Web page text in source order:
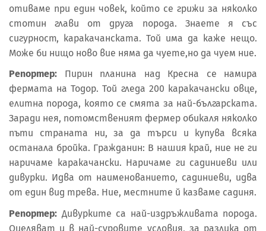
отиваме при един човек, който се грижи за няколко
стотин глави от друга порода. Знаете я със
сигурност, каракачанската. Той има да каже нещо.
Може би нищо ново вие няма да чуете,но да чуем ние.
Репортер: Пирин планина над Кресна се намира
фермата на Тодор. Той гледа 200 каракачански овце,
елитна порода, която се смята за най-българската.
Заради нея, потомственият фермер обикаля няколко
пъти страната ни, за да търси и купува всяка
останала бройка. Гражданин: В нашия край, ние не ги
наричаме каракачански. Наричаме ги садиниеви или
дивурки. Идва от наименованието, садиниеви, идва
от един вид трева. Ние, местните й казваме садиня.
Репортер: Дивурките са най-издръжливата порода.
Оцеляват и в най-суровите условия, за разлика от